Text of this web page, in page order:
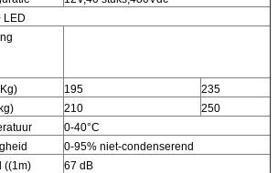
LED
195
235
210
250
0-40°C
0-95% niet-condenserend
((1m)
67 dB